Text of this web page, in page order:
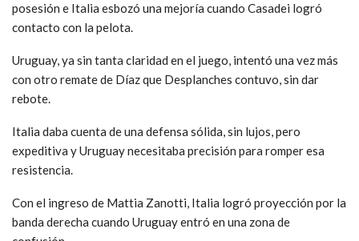
posesión e Italia esbozó una mejoría cuando Casadei logró
contacto con la pelota.
Uruguay, ya sin tanta claridad en el juego, intentó una vez más
con otro remate de Díaz que Desplanches contuvo, sin dar
rebote.
Italia daba cuenta de una defensa sólida, sin lujos, pero
expeditiva y Uruguay necesitaba precisión para romper esa
resistencia.
Con el ingreso de Mattia Zanotti, Italia logró proyección por la
banda derecha cuando Uruguay entró en una zona de